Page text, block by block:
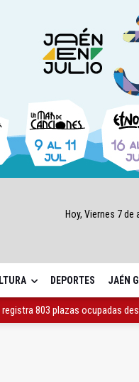
Hoy, Viernes 7 de
DEPORTES JAÉN
803 plazas ocupadas